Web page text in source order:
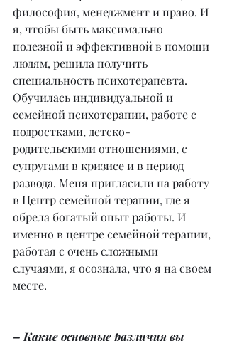
философия, менеджмент и право. И
я, чтобы быть максимально
полезной и эффективной в помощи
людям, решила получить
специальность психотерапевта.
Обучилась индивидуальной и
семейной психотерапии, работе с
подростками, детско-
родительскими отношениями, с
супругами в кризисе и в период
развода. Меня пригласили на работу
в Центр семейной терапии, где я
обрела богатый опыт работы. И
именно в центре семейной терапии,
работая с очень сложными
случаями, я осознала, что я на своем
месте.
– Какие основные различия вы